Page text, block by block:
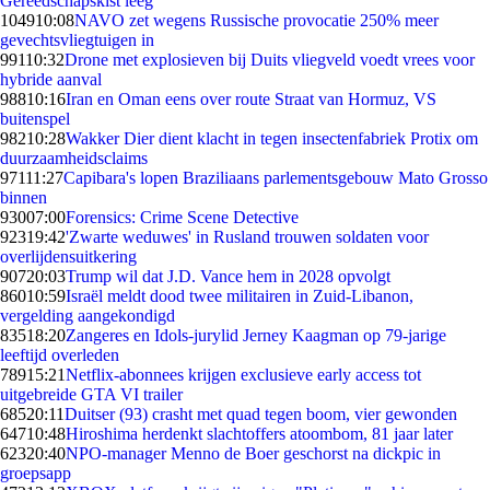
104910:08NAVO zet wegens Russische provocatie 250% meer
gevechtsvliegtuigen in
99110:32Drone met explosieven bij Duits vliegveld voedt vrees voor
hybride aanval
98810:16Iran en Oman eens over route Straat van Hormuz, VS
buitenspel
98210:28Wakker Dier dient klacht in tegen insectenfabriek Protix om
duurzaamheidsclaims
97111:27Capibara's lopen Braziliaans parlementsgebouw Mato Grosso
binnen
93007:00Forensics: Crime Scene Detective
92319:42'Zwarte weduwes' in Rusland trouwen soldaten voor
overlijdensuitkering
90720:03Trump wil dat J.D. Vance hem in 2028 opvolgt
86010:59Israël meldt dood twee militairen in Zuid-Libanon,
vergelding aangekondigd
83518:20Zangeres en Idols-jurylid Jerney Kaagman op 79-jarige
leeftijd overleden
78915:21Netflix-abonnees krijgen exclusieve early access tot
uitgebreide GTA VI trailer
68520:11Duitser (93) crasht met quad tegen boom, vier gewonden
64710:48Hiroshima herdenkt slachtoffers atoombom, 81 jaar later
62320:40NPO-manager Menno de Boer geschorst na dickpic in
groepsapp